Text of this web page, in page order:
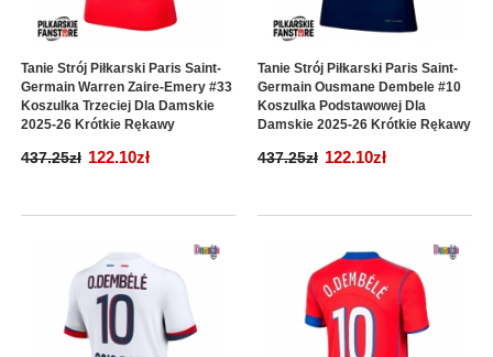
Tanie Strój Piłkarski Paris Saint-
Germain Warren Zaire-Emery #33
Koszulka Trzeciej Dla Damskie
2025-26 Krótkie Rękawy
437.25zł 122.10zł
Tanie Strój Piłkarski Paris Saint-
Germain Ousmane Dembele #10
Koszulka Podstawowej Dla
Damskie 2025-26 Krótkie Rękawy
437.25zł 122.10zł